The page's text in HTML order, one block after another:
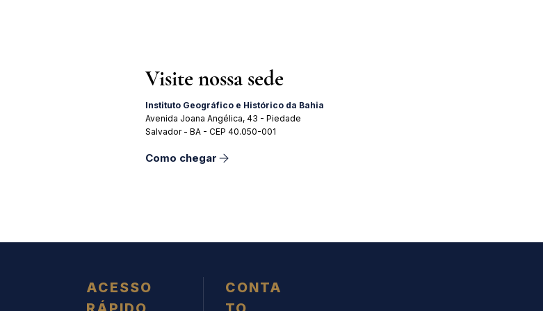
Visite nossa sede
Instituto Geográfico e Histórico da Bahia
Avenida Joana Angélica, 43 - Piedade
Salvador - BA - CEP 40.050-001
Como chegar
ACESSO
CONTA